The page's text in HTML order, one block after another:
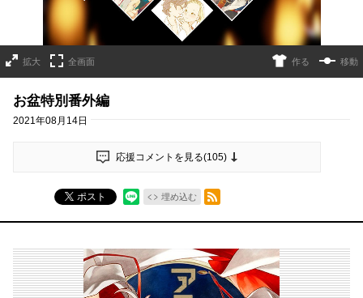
拡大 全画面 作る 移動
お盆特別番外編
2021年08月14日
応援コメントを見る(105)
ポスト 埋め込む
RSSフィード